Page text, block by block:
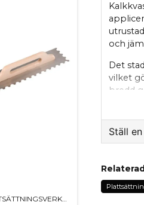
PLATTSÄTTNINGSVERKTYG
och
Det
vilket
bredd
passar
Ställ